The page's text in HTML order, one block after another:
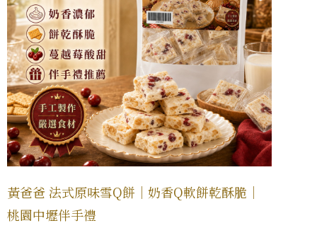
黃爸爸 法式原味雪Q餅｜奶香Q軟餅乾酥脆｜
桃園中壢伴手禮